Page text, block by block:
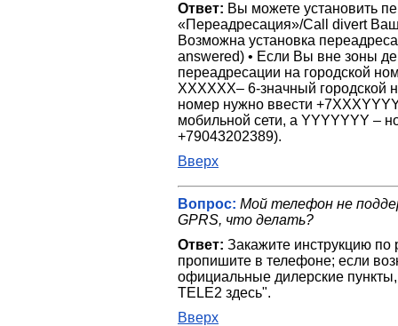
Ответ: Вы можете установить
«Переадресация»/Call divert
Возможна установка
answered) • Если Вы вне зоны
переадресации на городской
XXXXXX– 6-значный
номер нужно ввести
мобильной сети, а YYYYYYY –
+79043202389).
Вверх
Вопрос: Мой телефон не
GPRS, что делать?
Ответ: Закажите инструкцию
пропишите в телефоне; если
официальные дилерские
TELE2 здесь".
Вверх